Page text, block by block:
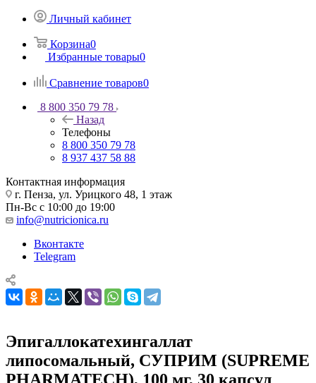
Личный кабинет
Корзина0
Избранные товары0
Сравнение товаров0
8 800 350 79 78
Назад
Телефоны
8 800 350 79 78
8 937 437 58 88
Контактная информация
г. Пенза, ул. Урицкого 48, 1 этаж
Пн-Вс с 10:00 до 19:00
info@nutricionica.ru
Вконтакте
Telegram
Эпигаллокатехингаллат
липосомальный, СУПРИМ (SUPREME